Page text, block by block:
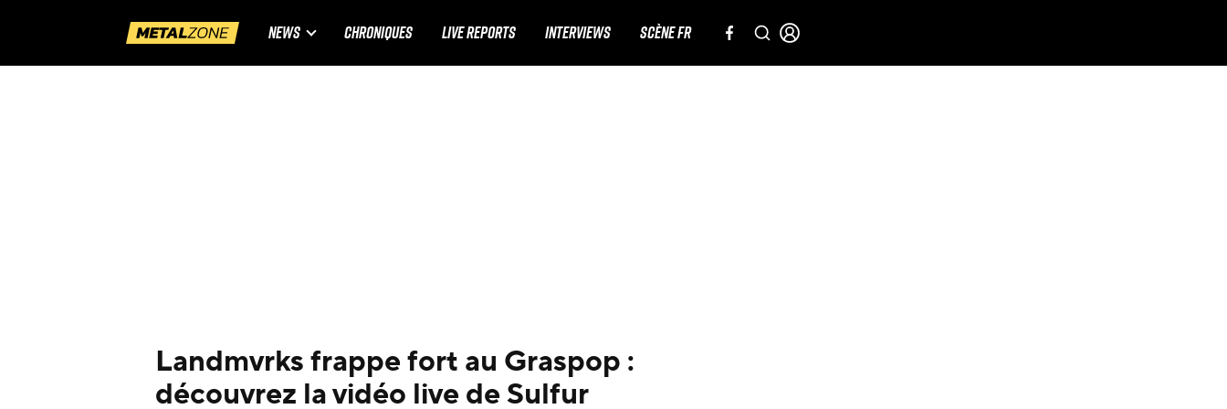
NEWS CHRONIQUES LIVE REPORTS INTERVIEWS SCÈNE FR
Landmvrks frappe fort au Graspop :
découvrez la vidéo live de Sulfur